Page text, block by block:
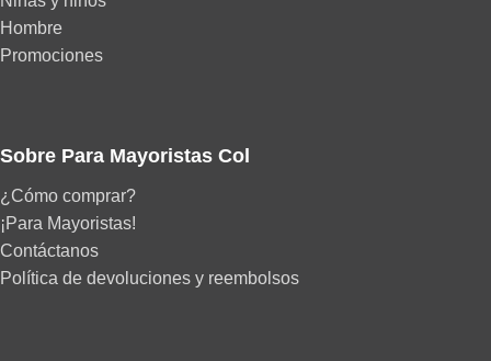
Hombre
Promociones
Sobre Para Mayoristas Col
¿Cómo comprar?
¡Para Mayoristas!
Contáctanos
Política de devoluciones y reembolsos